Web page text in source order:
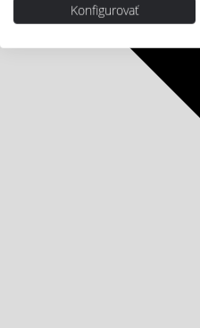
Konfigurovať